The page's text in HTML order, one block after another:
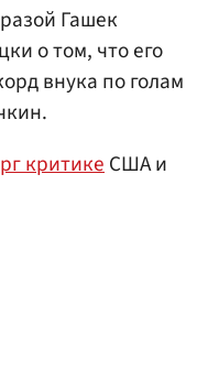
Гашек
о том, что его
внука по голам
критикеСША и